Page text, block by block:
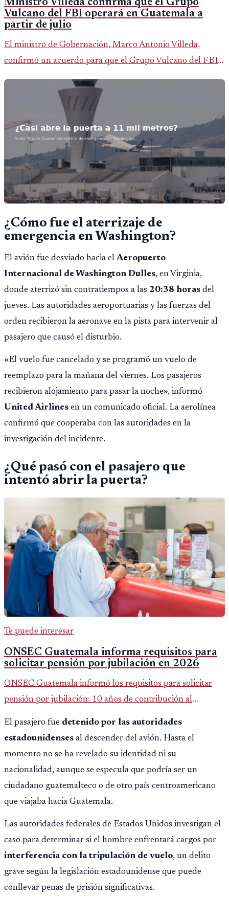
Ministro Villeda confirma que el Grupo
Vulcano del FBI operará en Guatemala a
partir de julio
El ministro de Gobernación, Marco Antonio Villeda,
confirmó un acuerdo para que el Grupo Vulcano del FBI
fallido con la administración anterior del Ministerio
¿Cómo fue el aterrizaje de
emergencia en Washington?
El avión fue desviado hacia elAeropuerto
Internacional de Washington Dulles, en Virginia,
donde aterrizó sin contratiempos a las 20:38 horas del
jueves. Las autoridades aeroportuarias y las fuerzas del
orden recibieron la aeronave en la pista para intervenir al
pasajero que causó el disturbio.
«El vuelo fue cancelado y se programó un vuelo de
reemplazo para la mañana del viernes. Los pasajeros
recibieron alojamiento para pasar la noche», informó
United Airlines en un comunicado oficial. La aerolínea
confirmó que cooperaba con las autoridades en la
investigación del incidente.
¿Qué pasó con el pasajero que
intentó abrir la puerta?
Te puede interesar
ONSEC Guatemala informa requisitos para
solicitar pensión por jubilación en 2026
ONSEC Guatemala informó los requisitos para solicitar
pensión por jubilación: 10 años de contribución al
El pasajero fue detenido por las autoridades
estadounidenses al descender del avión. Hasta el
momento no se ha revelado su identidad ni su
nacionalidad, aunque se especula que podría ser un
ciudadano guatemalteco o de otro país centroamericano
que viajaba hacia Guatemala.
Las autoridades federales de Estados Unidos investigan el
caso para determinar si el hombre enfrentará cargos por
interferencia con la tripulación de vuelo, un delito
grave según la legislación estadounidense que puede
conllevar penas de prisión significativas.